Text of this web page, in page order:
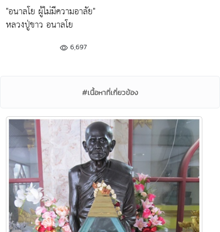
"อนาลโย ผู้ไม่มีความอาลัย"
หลวงปู่ขาว อนาลโย
6,697
#เนื้อหาที่เกี่ยวข้อง